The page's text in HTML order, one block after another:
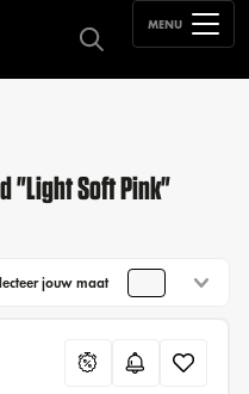
MENU
"Light Soft Pink"
jouw maat